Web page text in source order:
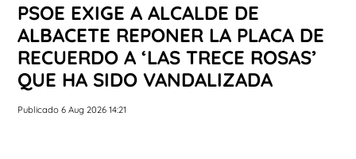
PSOE EXIGE A ALCALDE DE
ALBACETE REPONER LA PLACA DE
RECUERDO A ‘LAS TRECE ROSAS’
QUE HA SIDO VANDALIZADA
Publicado 6 Aug 2026 14:21